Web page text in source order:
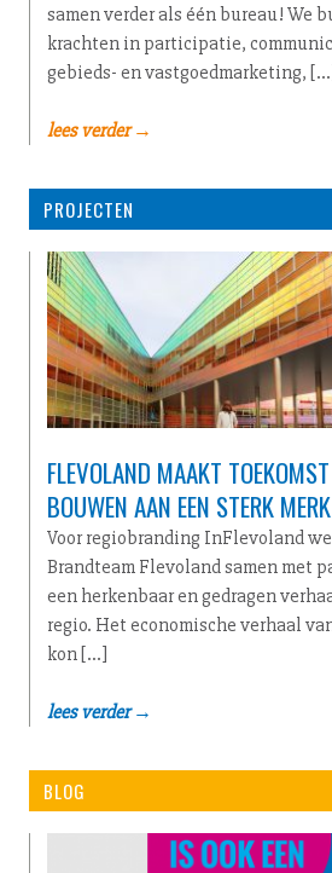
samen verder als één bureau! We
krachten in participatie,
gebieds- en vastgoedmarketing,
lees verder →
PROJECTEN
FLEVOLAND MAAKT
BOUWEN AAN EEN STERK MERK
Voor regiobranding InFlevoland
Brandteam Flevoland samen met
een herkenbaar en gedragen
regio. Het economische verhaal
kon […]
lees verder →
BLOG